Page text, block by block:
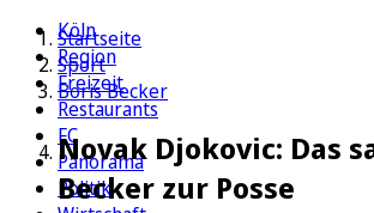
Köln
Region
Freizeit
Restaurants
FC
Panorama
Politik
Startseite
Sport
Boris Becker
Novak Djokovic: Das
Becker zur Posse